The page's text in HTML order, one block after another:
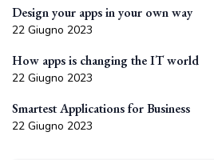
Design your apps in your own way
22 Giugno 2023
How apps is changing the IT world
22 Giugno 2023
Smartest Applications for Business
22 Giugno 2023